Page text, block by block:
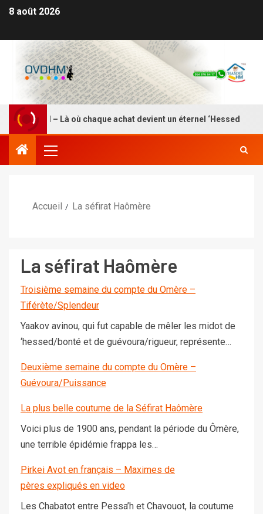
8 août 2026
HM – Là où chaque achat devient un éternel ‘Hessed
Accueil La séfirat Haômère
La séfirat Haômère
Troisième semaine du compte du Omère –
Tiférète/Splendeur
Yaakov avinou, qui fut capable de mêler les midot de
‘hessed/bonté et de guévoura/rigueur, représente…
Deuxième semaine du compte du Omère –
Guévoura/Puissance
La plus belle coutume de la Séfirat Haômère
Voici plus de 1900 ans, pendant la période du Ômère,
une terrible épidémie frappa les…
Pirkei Avot en français – Maximes de
pères expliqués en video
Les Chabatot entre Pessa’h et Chavouot, la coutume